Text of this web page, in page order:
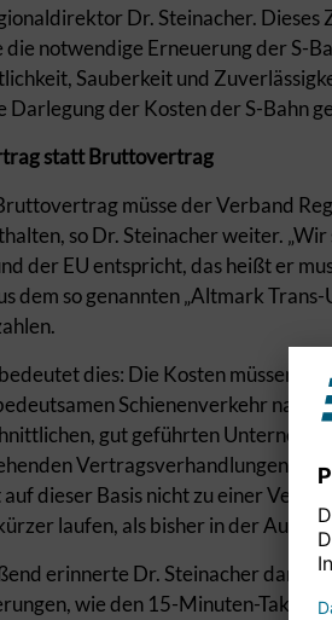
Dr. Steinacher.
die notwendige Erneuerung der S-
Sauberkeit und
Darlegung der Kosten der S-Bahn
statt Bruttovertrag
müsse der Verband
so Dr. Steinacher weiter.
der EU entspricht, das heißt er
dem so genannten „Altmark
dies: Die Kosten müssen
Schienenverkehr
gut geführten
Vertragsverhandlungen mit
dieser Basis nicht zu einer
laufen, als bisher in der
erinnerte Dr. Steinacher daran,
wie den 15-Minuten-Takt